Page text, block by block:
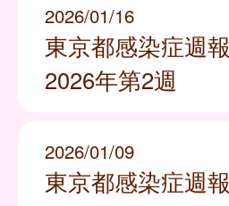
2026/01/16
東京都感染症週報
2026年第2週
2026/01/09
東京都感染症週報